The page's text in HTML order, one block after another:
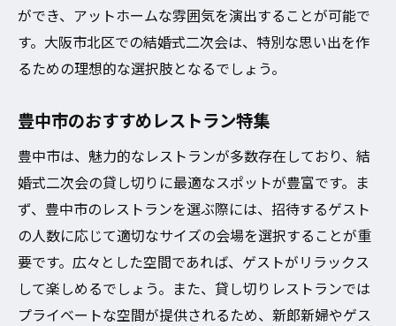
ができ、アットホームな雰囲気を演出することが可能で
す。大阪市北区での結婚式二次会は、特別な思い出を作
るための理想的な選択肢となるでしょう。
豊中市のおすすめレストラン特集
豊中市は、魅力的なレストランが多数存在しており、結
婚式二次会の貸し切りに最適なスポットが豊富です。ま
ず、豊中市のレストランを選ぶ際には、招待するゲスト
の人数に応じて適切なサイズの会場を選択することが重
要です。広々とした空間であれば、ゲストがリラックス
して楽しめるでしょう。また、貸し切りレストランでは
プライベートな空間が提供されるため、新郎新婦やゲス